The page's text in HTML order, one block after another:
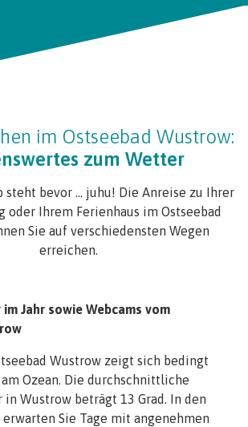
im Ostseebad Wustrow:
zum Wetter
steht bevor … juhu! Die Anreise zu Ihrer
oder Ihrem Ferienhaus im Ostseebad
Sie auf verschiedensten Wegen
erreichen.
Jahr sowie Webcams vom
Wustrow zeigt sich bedingt
Ozean. Die durchschnittliche
in Wustrow beträgt 13 Grad. In den
Sie Tage mit angenehmen